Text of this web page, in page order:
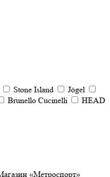
Stone Island
Jögel
Brunello Cucinelli
HEAD
«Метроспорт»